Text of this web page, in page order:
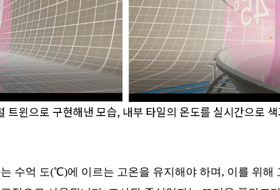
트윈으로 구현해낸 모습, 내부 타일의 온도를 실시간으로
수억 도(℃)에 이르는 고온을 유지해야 하며, 이를 위해